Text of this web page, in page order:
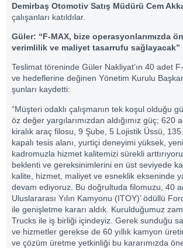
Demirbaş Otomotiv Satış Müdürü Cem
çalışanları katıldılar.
Güler: “F-MAX, bize operasyonlarımızda
verimlilik ve maliyet tasarrufu sağlayacak”
Teslimat töreninde Güler Nakliyat’ın 40 adet
ve hedeflerine değinen Yönetim Kurulu
şunları kaydetti:
“Müşteri odaklı çalışmanın tek koşul olduğu
öz değer yargılarımızdan aldığımız güç; 620
kiralık araç filosu, 9 Şube, 5 Lojistik Üssü,
kapalı tesis alanı, yurtiçi deneyimi yüksek,
kadromuzla hizmet kalitemizi sürekli
beklenti ve gereksinimlerini en üst seviyede
kalite, hizmet, maliyet ve esneklik ekseninde
devam ediyoruz. Bu doğrultuda filomuzu, 40
Uluslararası Yılın Kamyonu (ITOY)’ ödüllü
ile genişletme kararı aldık. Kurulduğumuz
Trucks ile iş birliği içindeyiz. Gerek sunduğu
ve hizmetler gerekse de 60 yıllık kamyon
ve çözüm üretme yetkinliği bu kararımızda